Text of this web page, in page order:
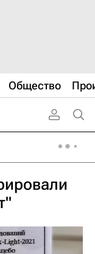
Общество